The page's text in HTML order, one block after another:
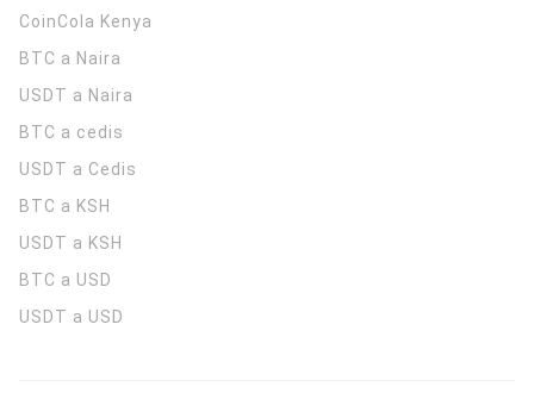
CoinCola Kenya
BTC a Naira
USDT a Naira
BTC a cedis
USDT a Cedis
BTC a KSH
USDT a KSH
BTC a USD
USDT a USD